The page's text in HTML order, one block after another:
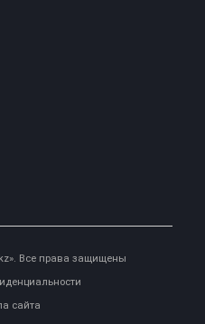
Все права защищены
сайта